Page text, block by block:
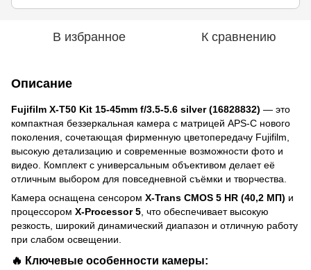
В избранное К сравнению
Описание
Fujifilm X-T50 Kit 15-45mm f/3.5-5.6 silver (16828832) — это
компактная беззеркальная камера с матрицей APS-C нового
поколения, сочетающая фирменную цветопередачу Fujifilm,
высокую детализацию и современные возможности фото и
видео. Комплект с универсальным объективом делает её
отличным выбором для повседневной съёмки и творчества.
Камера оснащена сенсором X-Trans CMOS 5 HR (40,2 МП) и
процессором X-Processor 5 , что обеспечивает высокую
резкость, широкий динамический диапазон и отличную работу
при слабом освещении.
🔥 Ключевые особенности камеры: